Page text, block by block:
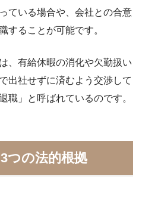
ている場合や、会社との合意
することが可能です。
、有給休暇の消化や欠勤扱い
出社せずに済むよう交渉して
職」と呼ばれているのです。
つの法的根拠